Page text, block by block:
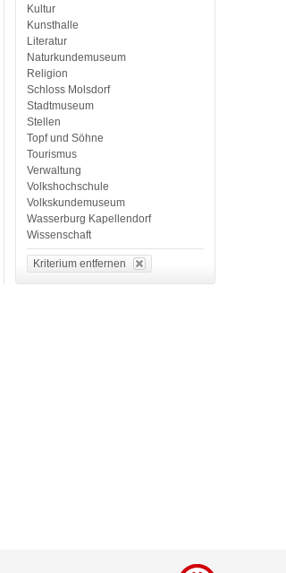
Kultur
Kunsthalle
Literatur
Naturkundemuseum
Religion
Schloss Molsdorf
Stadtmuseum
Stellen
Topf und Söhne
Tourismus
Verwaltung
Volkshochschule
Volkskundemuseum
Wasserburg Kapellendorf
Wissenschaft
Kriterium entfernen